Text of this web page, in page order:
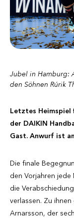
Jubel in Hamburg:
den Söhnen Rúrik
Letztes Heimspiel
der DAIKIN
Gast. Anwurf ist
Die finale
den Vorjahren jede
die
verlassen. Zu
Arnarsson, der